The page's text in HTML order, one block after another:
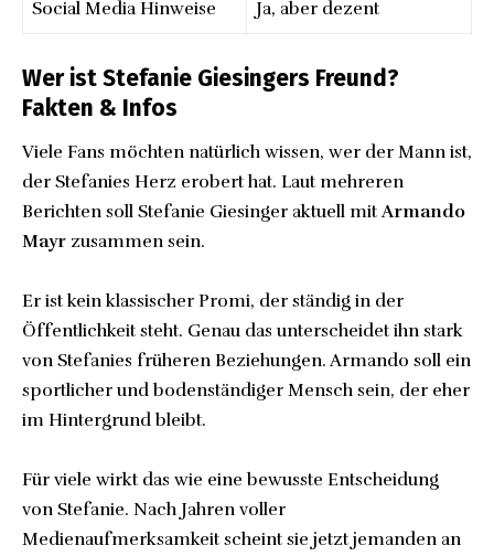
Social Media Hinweise Ja, aber dezent
Wer ist Stefanie Giesingers Freund?
Fakten & Infos
Viele Fans möchten natürlich wissen, wer der Mann ist,
der Stefanies Herz erobert hat. Laut mehreren
Berichten soll Stefanie Giesinger aktuell mitArmando
Mayr zusammen sein.
Er ist kein klassischer Promi, der ständig in der
Öffentlichkeit steht. Genau das unterscheidet ihn stark
von Stefanies früheren Beziehungen. Armando soll ein
sportlicher und bodenständiger Mensch sein, der eher
im Hintergrund bleibt.
Für viele wirkt das wie eine bewusste Entscheidung
von Stefanie. Nach Jahren voller
Medienaufmerksamkeit scheint sie jetzt jemanden an